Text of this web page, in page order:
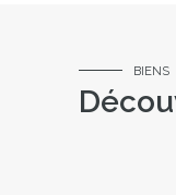
BIENS